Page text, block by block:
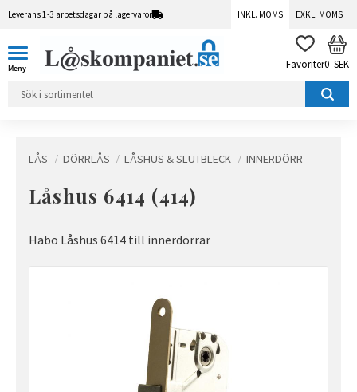
Leverans 1-3 arbetsdagar på lagervaror INKL. MOMS EXKL. MOMS
FAVORITER
0 SEK
LÅS DÖRRLÅS LÅSHUS & SLUTBLECK INNERDÖRR
Låshus 6414 (414)
Habo Låshus 6414 till innerdörrar